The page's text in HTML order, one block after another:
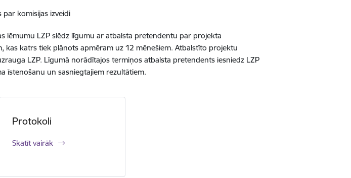
komisijas izveidi
lēmumu LZP slēdz līgumu ar atbalsta pretendentu par projekta
kas katrs tiek plānots apmēram uz 12 mēnešiem. Atbalstīto projektu
LZP. Līgumā norādītajos termiņos atbalsta pretendents iesniedz LZP
īstenošanu un sasniegtajiem rezultātiem.
Protokoli
Skatīt vairāk